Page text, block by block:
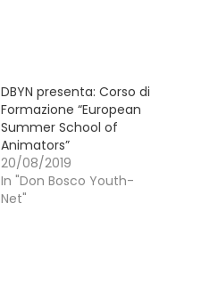
DBYN presenta: Corso di
Formazione “European
Summer School of
Animators”
20/08/2019
In "Don Bosco Youth-
Net"